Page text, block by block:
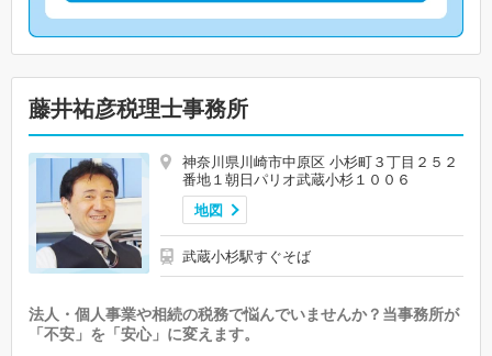
藤井祐彦税理士事務所
神奈川県川崎市中原区 小杉町３丁目２５２
番地１朝日パリオ武蔵小杉１００６
地図
武蔵小杉駅すぐそば
法人・個人事業や相続の税務で悩んでいませんか？当事務所が
「不安」を「安心」に変えます。